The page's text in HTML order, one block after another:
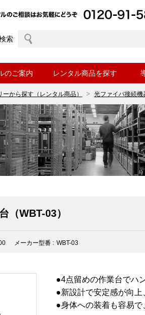
索
のご案内 レンタル商品を探す
ーから探す（レンタル商品） 光ファイバ接続機
（WBT-03）
メーカー型番 : WBT-03
●4点留めの作業台でハ
●新設計で安定感が向上
●身体への装着も容易で